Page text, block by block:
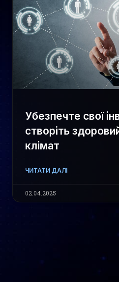
Убезпечте свої
створіть
клімат
ЧИТАТИ ДАЛІ
02.04.2025